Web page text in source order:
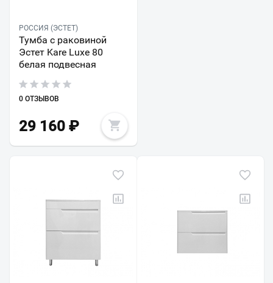
РОССИЯ (ЭСТЕТ)
Тумба с раковиной
Эстет Kare Luxe 80
белая подвесная
0 ОТЗЫВОВ
29 160 ₽